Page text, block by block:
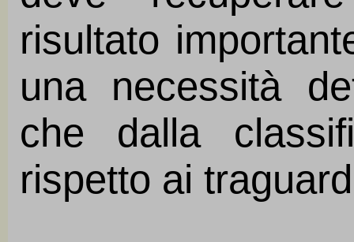
risultato
una necessità
che dalla
rispetto ai